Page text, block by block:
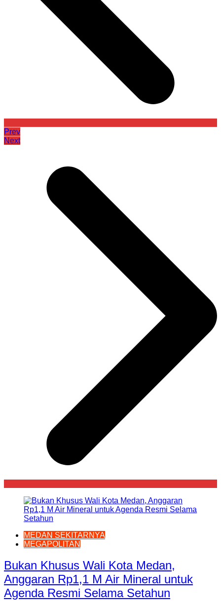
Prev
Next
MEDAN SEKITARNYA
MEGAPOLITAN
Bukan Khusus Wali Kota Medan,
Anggaran Rp1,1 M Air Mineral untuk
Agenda Resmi Selama Setahun